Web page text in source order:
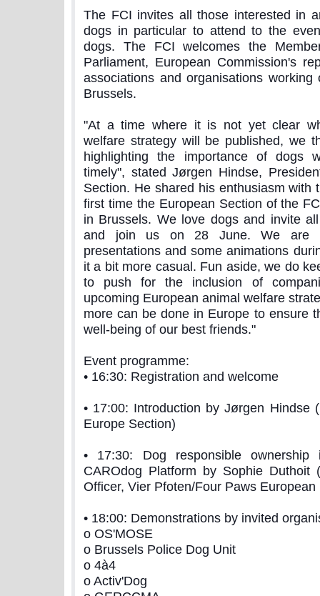
The FCI invites all those interested in
dogs in particular to attend to the
dogs. The FCI welcomes the
Parliament, European Commission's
associations and organisations
Brussels.
"At a time where it is not yet clear
welfare strategy will be published, we
highlighting the importance of dogs
timely", stated Jørgen Hindse,
Section. He shared his enthusiasm with
first time the European Section of the
in Brussels. We love dogs and invite
and join us on 28 June. We are
presentations and some animations
it a bit more casual. Fun aside, we do
to push for the inclusion of
upcoming European animal welfare
more can be done in Europe to ensure
well-being of our best friends."
Event programme:
• 16:30: Registration and welcome
• 17:00: Introduction by Jørgen Hindse
Europe Section)
• 17:30: Dog responsible
CAROdog Platform by Sophie Duthoit
Officer, Vier Pfoten/Four Paws
• 18:00: Demonstrations by invited
o OS'MOSE
o Brussels Police Dog Unit
o 4à4
o Activ'Dog